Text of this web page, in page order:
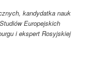
kandydatka nauk
Europejskich
i ekspert Rosyjskiej